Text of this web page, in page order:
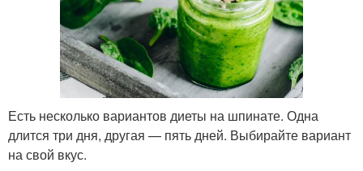
Есть несколько вариантов диеты на шпинате. Одна
длится три дня, другая — пять дней. Выбирайте вариант
на свой вкус.